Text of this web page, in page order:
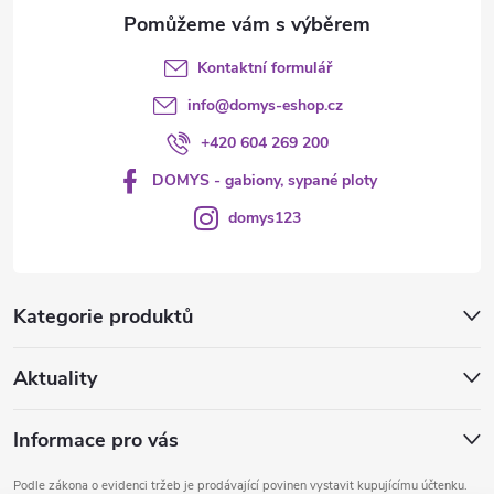
Kategorie produktů
Aktuality
Informace pro vás
Podle zákona o evidenci tržeb je prodávající povinen vystavit kupujícímu účtenku.
Kontaktní formulář
info@domys-eshop.cz
+420 604 269 200
DOMYS - gabiony, sypané ploty
domys123